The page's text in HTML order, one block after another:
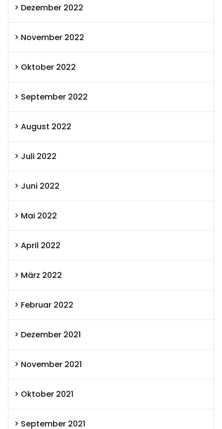
Dezember 2022
November 2022
Oktober 2022
September 2022
August 2022
Juli 2022
Juni 2022
Mai 2022
April 2022
März 2022
Februar 2022
Dezember 2021
November 2021
Oktober 2021
September 2021